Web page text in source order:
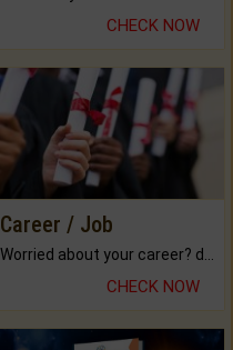
CHECK NOW
Career / Job
Worried about your career? don't know what is.
CHECK NOW